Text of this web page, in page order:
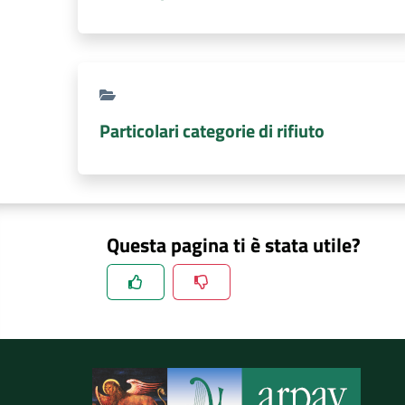
Particolari categorie di rifiuto
Questa pagina ti è stata utile?
Spiegaci perchè, e aiutaci a migliorare il